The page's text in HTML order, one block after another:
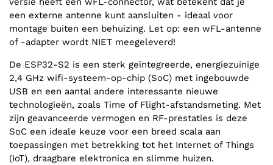
een externe antenne kunt aansluiten - ideaal voor
montage buiten een behuizing. Let op: een wFL-antenne
of -adapter wordt NIET meegeleverd!
De ESP32-S2 is een sterk geïntegreerde, energiezuinige
2,4 GHz wifi-systeem-op-chip (SoC) met ingebouwde
USB en een aantal andere interessante nieuwe
technologieën, zoals Time of Flight-afstandsmeting. Met
zijn geavanceerde vermogen en RF-prestaties is deze
SoC een ideale keuze voor een breed scala aan
toepassingen met betrekking tot het Internet of Things
(IoT), draagbare elektronica en slimme huizen.